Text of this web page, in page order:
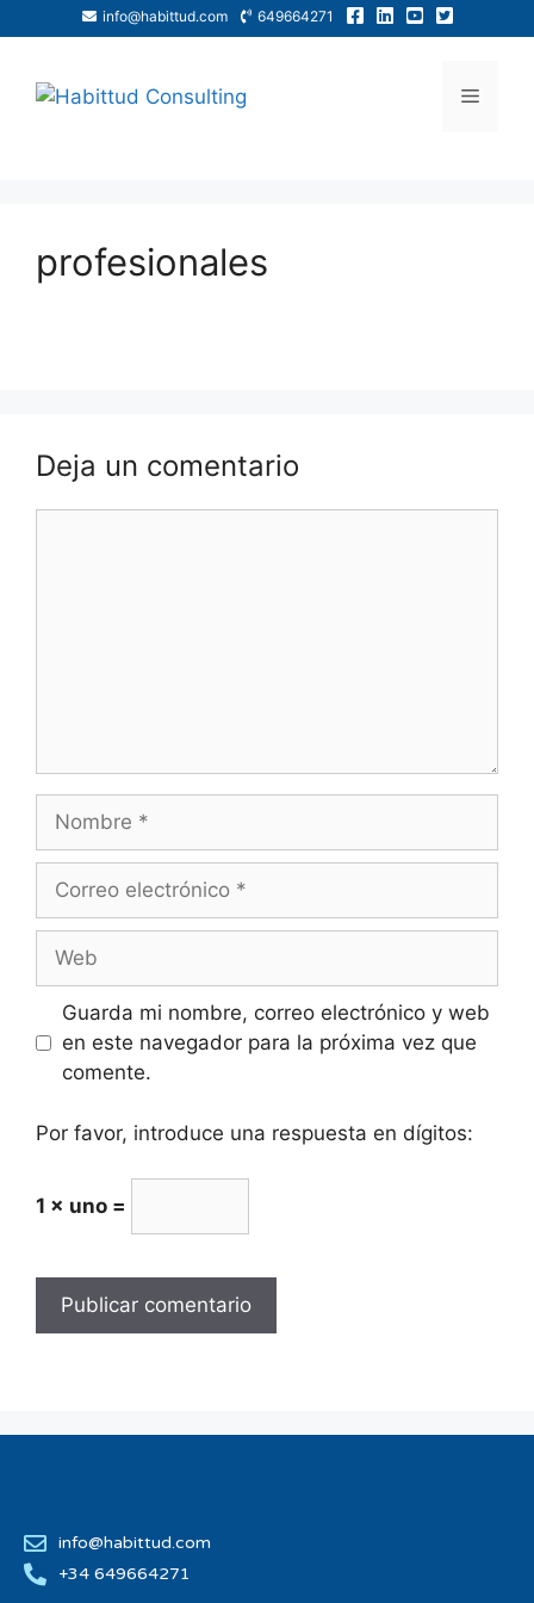
info@habittud.com 649664271
profesionales
Deja un comentario
Guarda mi nombre, correo electrónico y web
en este navegador para la próxima vez que
comente.
Por favor, introduce una respuesta en dígitos:
1 × uno =
info@habittud.com
+34 649664271